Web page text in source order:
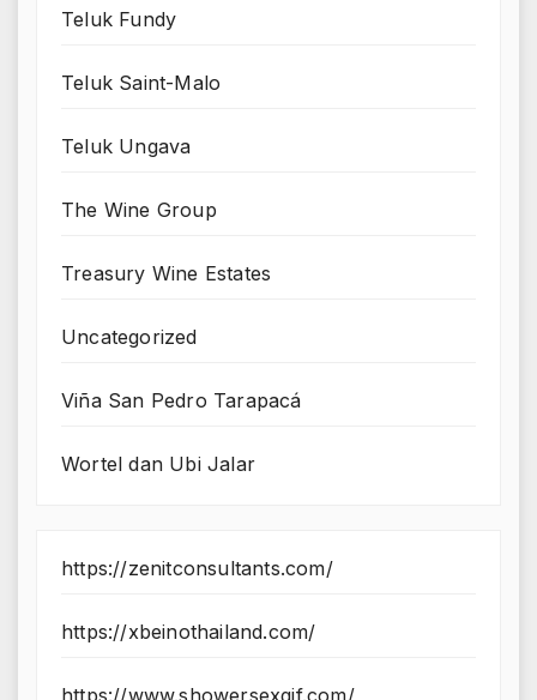
Teluk Fundy
Teluk Saint-Malo
Teluk Ungava
The Wine Group
Treasury Wine Estates
Uncategorized
Viña San Pedro Tarapacá
Wortel dan Ubi Jalar
https://zenitconsultants.com/
https://xbeinothailand.com/